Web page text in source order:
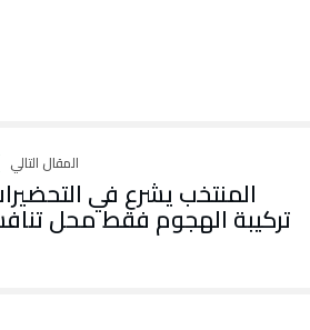
المنتخب يشرع في
تركيبة الهجوم فقط محل